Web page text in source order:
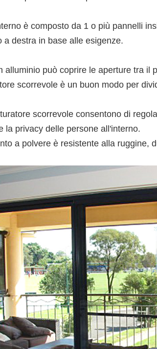
è composto da 1 o più pannelli
a destra in base alle esigenze.
alluminio può coprire le aperture tra il
scorrevole è un buon modo per
scorrevole consentono di
la privacy delle persone all'interno.
a polvere è resistente alla ruggine,